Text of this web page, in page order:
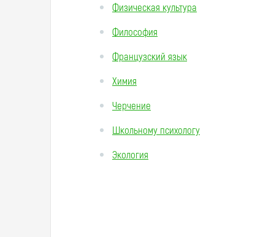
Физическая культура
Философия
Французский язык
Химия
Черчение
Школьному психологу
Экология